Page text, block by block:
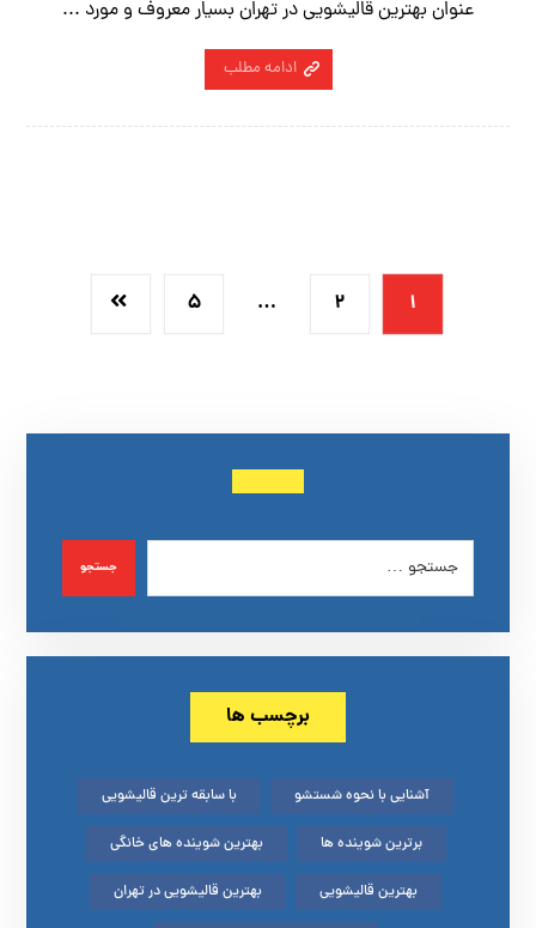
عنوان بهترین قالیشویی در تهران بسیار معروف و مورد ...
ادامه مطلب
۱ ۲ … ۵
جستجو
برچسب ها
آشنایی با نحوه شستشو با سابقه ترین قالیشویی
برترین شوینده ها بهترین شوینده های خانگی
بهترین قالیشویی بهترین قالیشویی در تهران